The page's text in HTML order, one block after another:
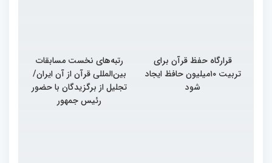
قرارگاه حفظ قرآن برای
تربیت ۱۰میلیون حافظ ایجاد
شود
رتبه‌های نخست مسابقات
بین‌المللی قرآن از آن ایران/
تجلیل از برگزیدگان با حضور
رئیس جمهور